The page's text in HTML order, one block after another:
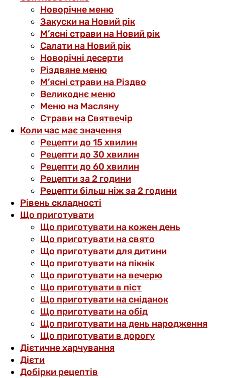
Новорічне меню
Закуски на Новий рік
М’ясні страви на Новий рік
Салати на Новий рік
Новорічні десерти
Різдвяне меню
М’ясні страви на Різдво
Великоднє меню
Меню на Масляну
Страви на Святвечір
Коли час має значення
Рецепти до 15 хвилин
Рецепти до 30 хвилин
Рецепти до 60 хвилин
Рецепти за 2 години
Рецепти більш ніж за 2 години
Рівень складності
Що приготувати
Що приготувати на кожен день
Що приготувати на свято
Що приготувати для дитини
Що приготувати на пікнік
Що приготувати на вечерю
Що приготувати в піст
Що приготувати на сніданок
Що приготувати на обід
Що приготувати на день народження
Що приготувати в дорогу
Дієтичне харчування
Дієти
Добірки рецептів